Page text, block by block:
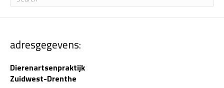
adresgegevens:
Dierenartsenpraktijk
Zuidwest-Drenthe